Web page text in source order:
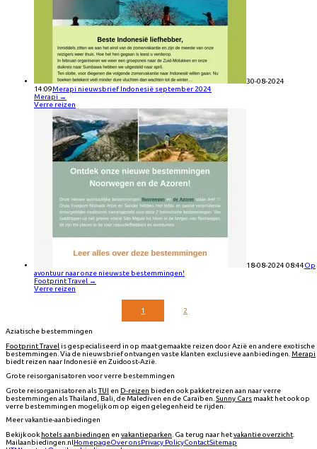
30-08-2024
14:09Merapi nieuwsbrief Indonesië september 2024
Merapi →
Verre reizen
18-08-2024 08:44Op
avontuur naar onze nieuwste bestemmingen!
Footprint Travel →
Verre reizen
1 2
Aziatische bestemmingen
Footprint Travelis gespecialiseerd in op maat gemaakte reizen door Azië en andere exotische
bestemmingen. Via de nieuwsbrief ontvangen vaste klanten exclusieve aanbiedingen. Merapi
biedt reizen naar Indonesië en Zuidoost-Azië.
Grote reisorganisatoren voor verre bestemmingen
Grote reisorganisatoren alsTUI en D-reizen bieden ook pakketreizen aan naar verre
bestemmingen als Thailand, Bali, de Malediven en de Caraïben. Sunny Cars maakt het ook op
verre bestemmingen mogelijk om op eigen gelegenheid te rijden.
Meer vakantie-aanbiedingen
Bekijk ook hotels aanbiedingen en vakantieparken . Ga terug naar hetvakantie overzicht
Mailaanbiedingen.nlHomepageOver onsPrivacy PolicyContactSitemap